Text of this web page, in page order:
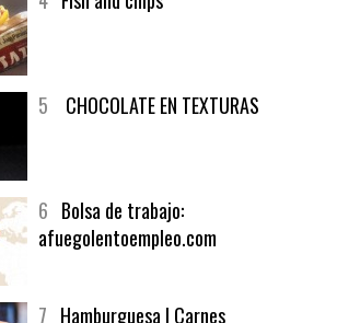
6Bolsa de trabajo: